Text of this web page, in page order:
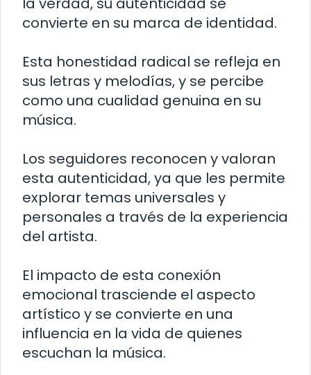
convierte en su marca de identidad.
Esta honestidad radical se refleja en
sus letras y melodías, y se percibe
como una cualidad genuina en su
música.
Los seguidores reconocen y valoran
esta autenticidad, ya que les permite
explorar temas universales y
personales a través de la experiencia
del artista.
El impacto de esta conexión
emocional trasciende el aspecto
artístico y se convierte en una
influencia en la vida de quienes
escuchan la música.